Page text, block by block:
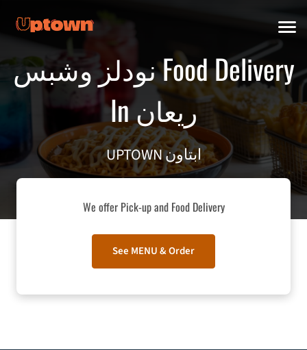
نودلز وشبس Food Delivery
In ريعان
UPTOWN ابتاون
We offer Pick-up and Food Delivery
See MENU & Order